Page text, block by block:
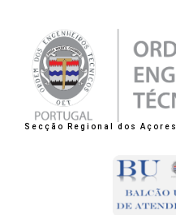
Secção Regional dos Açores